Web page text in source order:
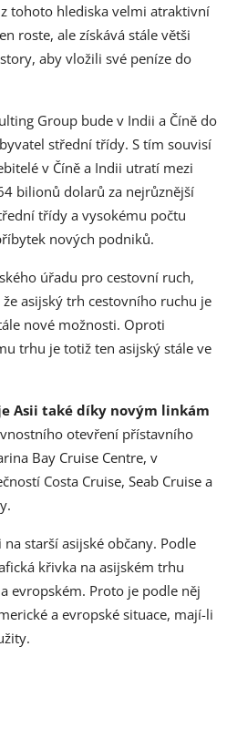
tohoto hlediska velmi atraktivní
roste, ale získává stále větši
aby vložili své peníze do
Group bude v Indii a Číně do
střední třídy. S tím souvisí
v Číně a Indii utratí mezi
bilionů dolarů za nejrůznější
třídy a vysokému počtu
nových podniků.
úřadu pro cestovní ruch,
asijský trh cestovního ruchu je
nové možnosti. Oproti
trhu je totiž ten asijský stále ve
Asii také díky novým linkám
otevření přístavního
Bay Cruise Centre, v
Costa Cruise, Seab Cruise a
starší asijské občany. Podle
křivka na asijském trhu
evropském. Proto je podle něj
a evropské situace, mají-li